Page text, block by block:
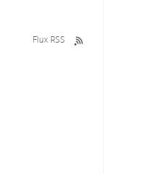
Flux RSS